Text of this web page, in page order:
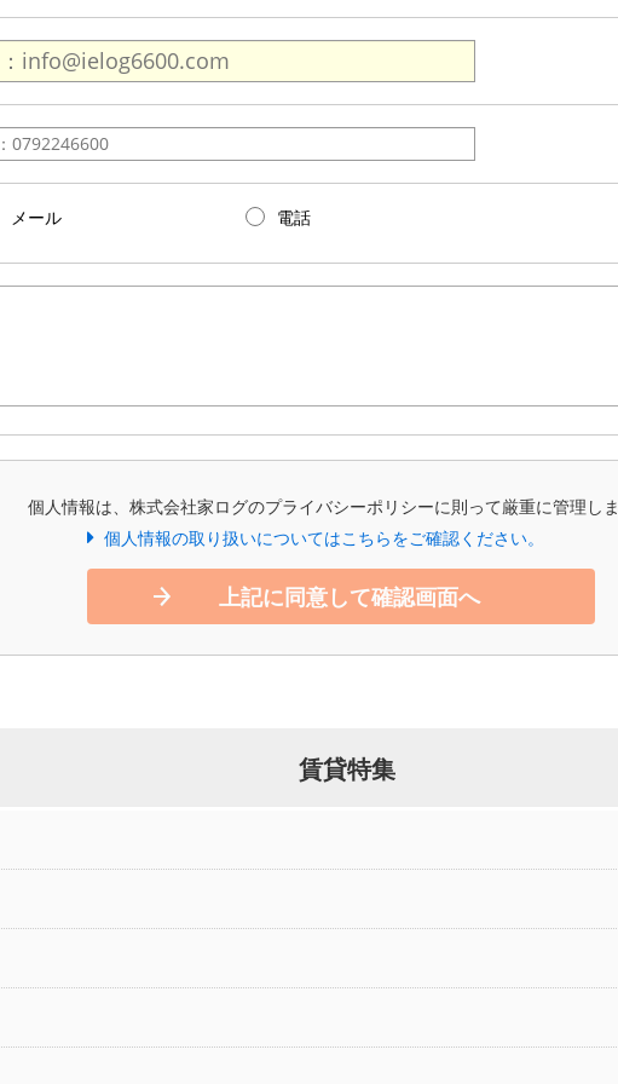
メール 電話
個人情報は、株式会社家ログのプライバシーポリシーに則って厳重に管理し
個人情報の取り扱いについてはこちらをご確認ください。
上記に同意して確認画面へ
賃貸特集